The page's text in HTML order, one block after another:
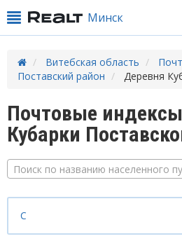
Минск
Витебская область
Поставский район
Деревня
Почтовые
Кубарки
Поиск по названию населенного
С